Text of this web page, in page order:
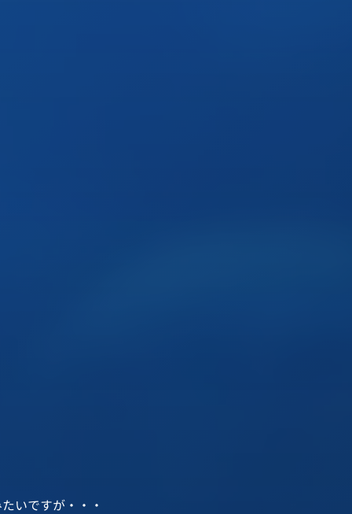
いですが・・・